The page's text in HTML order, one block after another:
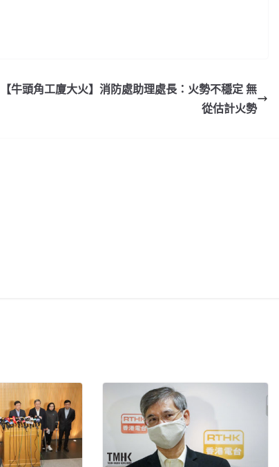
【牛頭角工廈大火】消防處助理處長：火勢不穩定 無
從估計火勢